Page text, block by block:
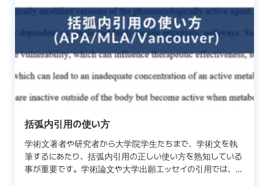
括弧内引用の使い方
学術文著者や研究者から大学院学生たちまで、学術文を執
筆するにあたり、括弧内引用の正しい使い方を熟知している
事が重要です。学術論文や大学出願エッセイの引用では、別